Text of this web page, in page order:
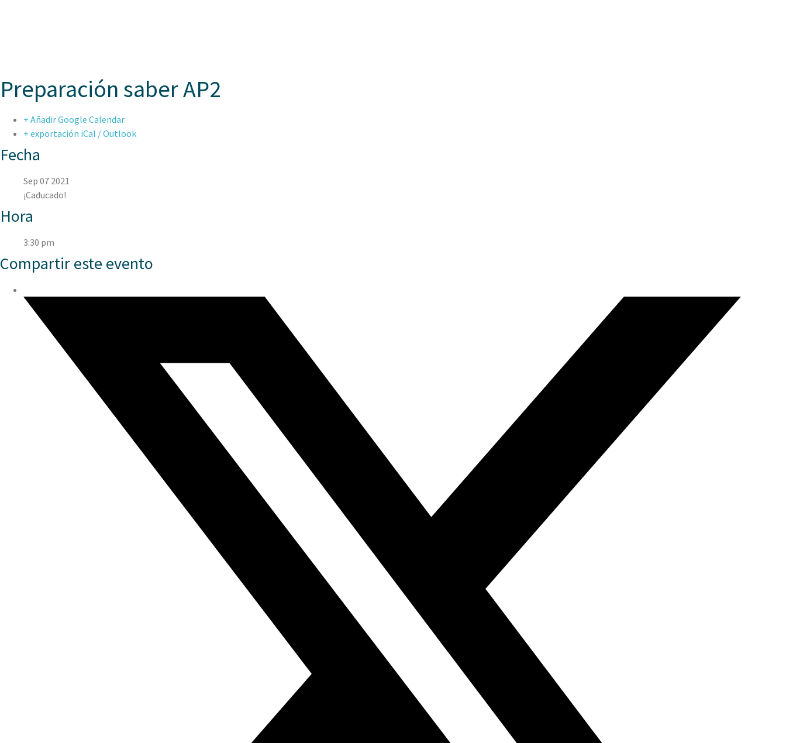
Preparación saber AP2
+ Añadir Google Calendar
+ exportación iCal / Outlook
Fecha
Sep 07 2021
¡Caducado!
Hora
3:30 pm
Compartir este evento